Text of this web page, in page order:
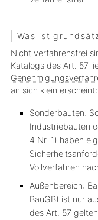
Was ist
Nicht verfahrensfrei
Katalogs des Art. 57
an sich klein erscheint:
Sonderbauten:
Industriebauten
4 Nr. 1) haben
Vollverfahren
Außenbereich:
BauGB) ist nur
des Art. 57